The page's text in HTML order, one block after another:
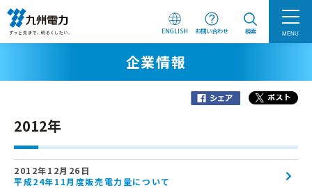
ENGLISH お問い合わせ 検索 MENU
企業情報
2012年
2012年12月26日
平成24年11月度販売電力量について